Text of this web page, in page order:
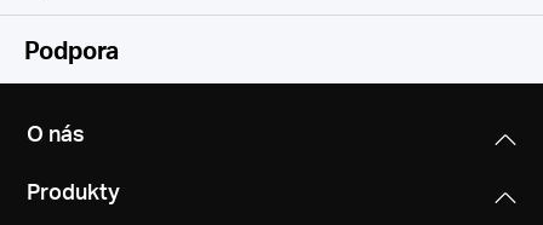
Jednoduchá a funkční
Camera
1/3'' Progressive Scan CMOS not Starlight Sensor
Lens
2304× 1296 px
Podpora
O nás
Produkty